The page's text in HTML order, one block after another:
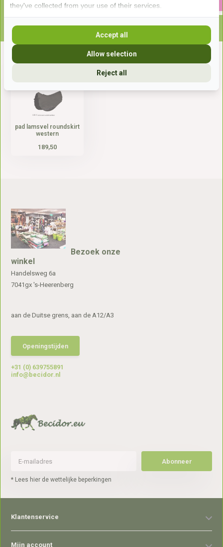
Recent bekeken
pad lamsvel roundskirt
western
189,50
Bezoek onze
winkel
Handelsweg 6a
7041gx 's-Heerenberg
aan de Duitse grens, aan de A12/A3
Openingstijden
+31 (0) 639755891
info@becidor.nl
Abonneer
* Lees hier de wettelijke beperkingen
Klantenservice
Mijn account
they've collected from your use of their services.
Reject all
Allow selection
Accept all